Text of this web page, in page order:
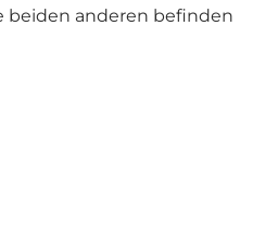
beiden anderen befinden